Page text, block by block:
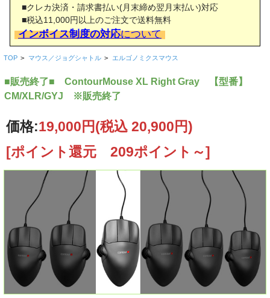
■クレカ決済・請求書払い(月末締め翌月末払い)対応
■税込11,000円以上のご注文で送料無料
インボイス制度の対応について
TOP > マウス／ジョグシャトル > エルゴノミクスマウス
■販売終了■ ContourMouse XL Right Gray 【型番】
CM/XLR/GYJ ※販売終了
価格:19,000円(税込 20,900円)
[ポイント還元 209ポイント～]